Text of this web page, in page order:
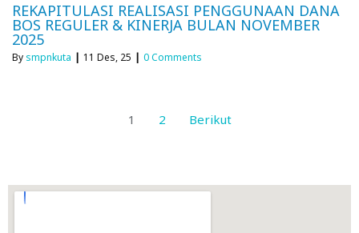
REKAPITULASI REALISASI PENGGUNAAN DANA
BOS REGULER & KINERJA BULAN NOVEMBER
2025
By smpnkuta | 11 Des, 25 | 0 Comments
1 2 Berikut